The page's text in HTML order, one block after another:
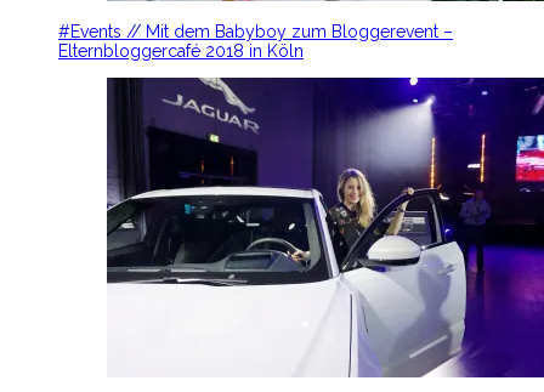
#Events // Mit dem Babyboy zum Bloggerevent –
Elternbloggercafé 2018 in Köln